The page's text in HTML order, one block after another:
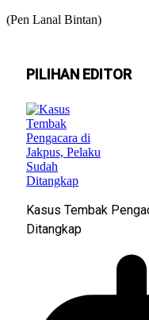
(Pen Lanal Bintan)
PILIHAN EDITOR
Kasus Tembak
Ditangkap